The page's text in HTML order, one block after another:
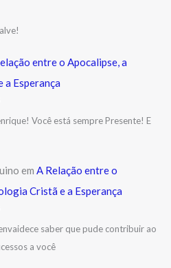
entre o Apocalipse, a
a Esperança
Você está sempre Presente! E
em A Relação entre o
Cristã e a Esperança
saber que pude contribuir ao
a você